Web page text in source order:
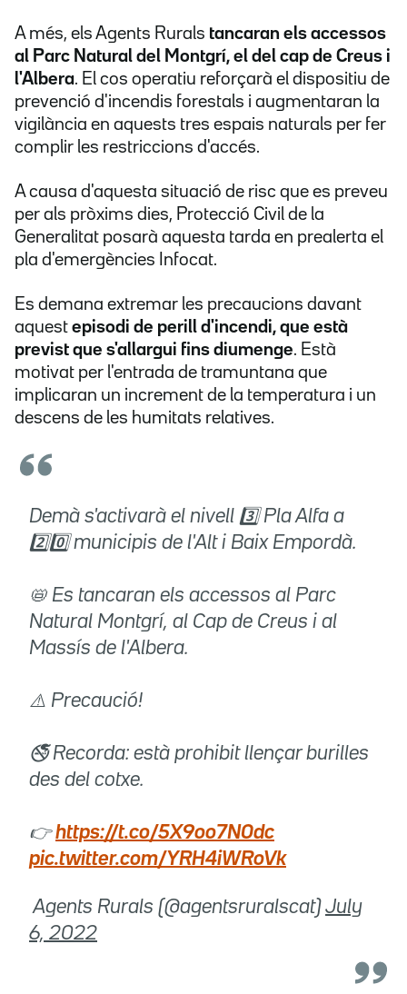
A més, els Agents Rurals tancaran els accessos
al Parc Natural del Montgrí, el del cap de Creus i
l'Albera. El cos operatiu reforçarà el dispositiu de
prevenció d'incendis forestals i augmentaran la
vigilància en aquests tres espais naturals per fer
complir les restriccions d'accés.
A causa d'aquesta situació de risc que es preveu
per als pròxims dies, Protecció Civil de la
Generalitat posarà aquesta tarda en prealerta el
pla d'emergències Infocat.
Es demana extremar les precaucions davant
aquest episodi de perill d'incendi, que està
previst que s'allargui fins diumenge. Està
motivat per l'entrada de tramuntana que
implicaran un increment de la temperatura i un
descens de les humitats relatives.
Demà s'activarà el nivell 3️⃣ Pla Alfa a
2️⃣0️⃣ municipis de l'Alt i Baix Empordà.
📛 Es tancaran els accessos al Parc
Natural Montgrí, al Cap de Creus i al
Massís de l'Albera.
⚠️ Precaució!
🚭 Recorda: està prohibit llençar burilles
des del cotxe.
👉https://t.co/5X9oo7N0dc
pic.twitter.com/YRH4iWRoVk
 Agents Rurals (@agentsruralscat) July
6, 2022